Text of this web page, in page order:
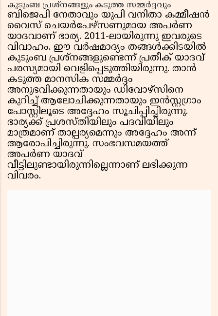
കുടുംബ പ്രശ്നങ്ങളും കടുത്ത സമ്മർദ്ദവും
ബിജെപി നേതാവും യുപി വനിതാ കമ്മീഷൻ
വൈസ് ചെയർപേഴ്‌സണുമായ അപർണ
യാദവാണ് ഭാര്യ. 2011-ലായിരുന്നു ഇവരുടെ
വിവാഹം. ഈ വർഷമാദ്യം തങ്ങൾക്കിടയിൽ
കുടുംബ പ്രശ്നങ്ങളുണ്ടെന്ന് പ്രതീക് യാദവ്
പരസ്യമായി വെളിപ്പെടുത്തിയിരുന്നു. താൻ
കടുത്ത മാനസിക സമ്മർദ്ദം
അനുഭവിക്കുന്നതായും ഡിവോഴ്‌സിനെ
കുറിച്ച് ആലോചിക്കുന്നതായും ഇൻസ്റ്റഗ്രാം
പോസ്റ്റിലൂടെ അദ്ദേഹം സൂചിപ്പിച്ചിരുന്നു.
ഭാര്യക്ക് പ്രശസ്തിയിലും പദവിയിലും
മാത്രമാണ് താല്പര്യമെന്നും അദ്ദേഹം അന്ന്
ആരോപിച്ചിരുന്നു. സംഭവസമയത്ത്
അപർണ യാദവ്
വീട്ടിലുണ്ടായിരുന്നില്ലെന്നാണ് ലഭിക്കുന്ന
വിവരം.